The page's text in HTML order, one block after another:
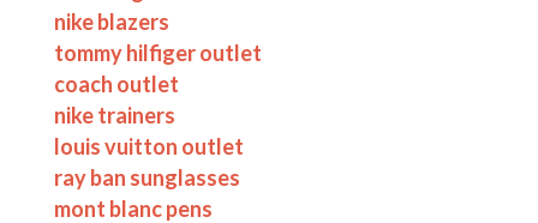
nike blazers
tommy hilfiger outlet
coach outlet
nike trainers
louis vuitton outlet
ray ban sunglasses
mont blanc pens